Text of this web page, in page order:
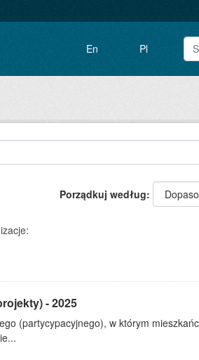
En Pl
Porządkuj według
- 2025
(partycypacyjnego), w którym